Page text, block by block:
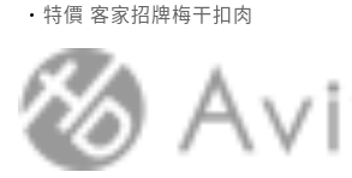
特價 客家招牌梅干扣肉